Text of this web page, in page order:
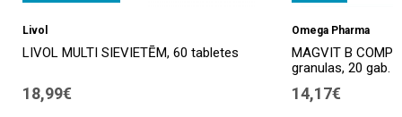
Livol
LIVOL MULTI SIEVIETĒM, 60 tabletes
18,99€
Omega Pharma
MAGVIT B
granulas, 20 gab.
14,17€